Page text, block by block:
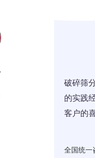
破碎筛
的实践
客户的
全国统一